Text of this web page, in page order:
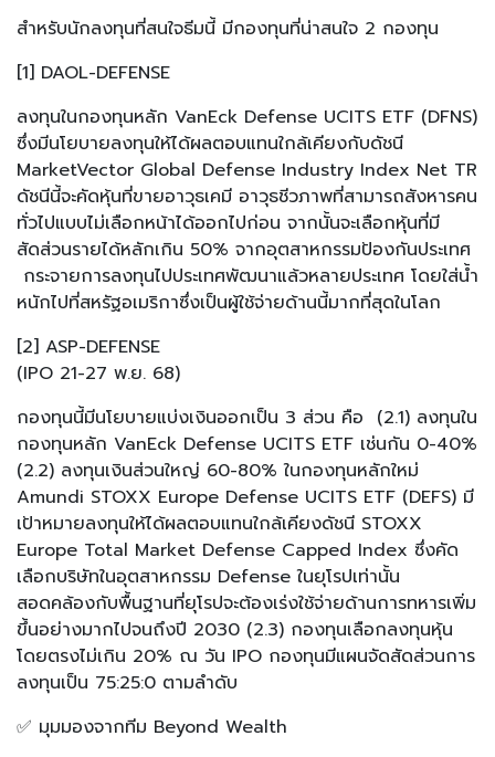
สำหรับนักลงทุนที่สนใจธีมนี้ มีกองทุนที่น่าสนใจ 2 กองทุน
[1] DAOL-DEFENSE
ลงทุนในกองทุนหลัก VanEck Defense UCITS ETF (DFNS)
ซึ่งมีนโยบายลงทุนให้ได้ผลตอบแทนใกล้เคียงกับดัชนี
MarketVector Global Defense Industry Index Net TR
ดัชนีนี้จะคัดหุ้นที่ขายอาวุธเคมี อาวุธชีวภาพที่สามารถสังหารคน
ทั่วไปแบบไม่เลือกหน้าได้ออกไปก่อน จากนั้นจะเลือกหุ้นที่มี
สัดส่วนรายได้หลักเกิน 50% จากอุตสาหกรรมป้องกันประเทศ
กระจายการลงทุนไปประเทศพัฒนาแล้วหลายประเทศ โดยใส่น้ำ
หนักไปที่สหรัฐอเมริกาซึ่งเป็นผู้ใช้จ่ายด้านนี้มากที่สุดในโลก
[2] ASP-DEFENSE
(IPO 21-27 พ.ย. 68)
กองทุนนี้มีนโยบายแบ่งเงินออกเป็น 3 ส่วน คือ (2.1) ลงทุนใน
กองทุนหลัก VanEck Defense UCITS ETF เช่นกัน 0-40%
(2.2) ลงทุนเงินส่วนใหญ่ 60-80% ในกองทุนหลักใหม่
Amundi STOXX Europe Defense UCITS ETF (DEFS) มี
เป้าหมายลงทุนให้ได้ผลตอบแทนใกล้เคียงดัชนี STOXX
Europe Total Market Defense Capped Index ซึ่งคัด
เลือกบริษัทในอุตสาหกรรม Defense ในยุโรปเท่านั้น
สอดคล้องกับพื้นฐานที่ยุโรปจะต้องเร่งใช้จ่ายด้านการทหารเพิ่ม
ขึ้นอย่างมากไปจนถึงปี 2030 (2.3) กองทุนเลือกลงทุนหุ้น
โดยตรงไม่เกิน 20% ณ วัน IPO กองทุนมีแผนจัดสัดส่วนการ
ลงทุนเป็น 75:25:0 ตามลำดับ
✅ มุมมองจากทีม Beyond Wealth